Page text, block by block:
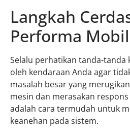
Langkah
Performa Mobil
Selalu perhatikan tanda-tanda
oleh kendaraan Anda agar
masalah besar yang
mesin dan merasakan
adalah cara termudah untuk
keanehan pada sistem.